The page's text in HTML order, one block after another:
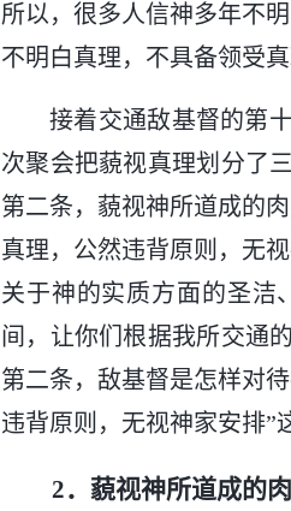
所以，很多人信神多年不
不明白真理，不具备领受
接着交通敌基督的第
次聚会把藐视真理划分了
第二条，藐视神所道成的
真理，公然违背原则，无
关于神的实质方面的圣洁
间，让你们根据我所交通
第二条，敌基督是怎样对
违背原则，无视神家安排”
2．藐视神所道成的